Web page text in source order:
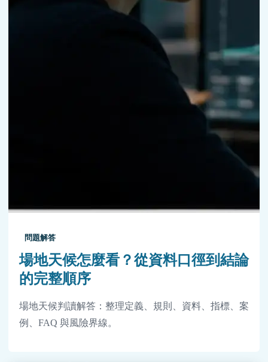
問題解答
場地天候怎麼看？從資料口徑到結論
的完整順序
場地天候判讀解答：整理定義、規則、資料、指標、案
例、FAQ 與風險界線。